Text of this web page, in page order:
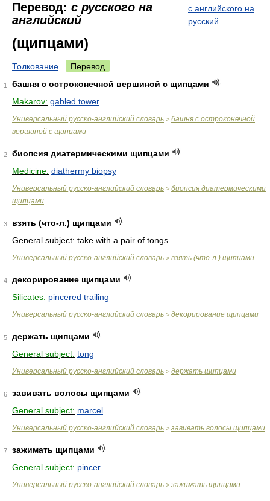
Перевод: с русского на
английский
с английского на
русский
(щипцами)
Толкование Перевод
1
башня с остроконечной вершиной с щипцами
Makarov: gabled tower
Универсальный русско-английский словарь > башня с остроконечной
вершиной с щипцами
2
биопсия диатермическими щипцами
Medicine: diathermy biopsy
Универсальный русско-английский словарь > биопсия диатермическими
щипцами
3
взять (что-л.) щипцами
General subject: take with a pair of tongs
Универсальный русско-английский словарь > взять (что-л.) щипцами
4
декорирование щипцами
Silicates: pincered trailing
Универсальный русско-английский словарь > декорирование щипцами
5
держать щипцами
General subject: tong
Универсальный русско-английский словарь > держать щипцами
6
завивать волосы щипцами
General subject: marcel
Универсальный русско-английский словарь > завивать волосы щипцами
7
зажимать щипцами
General subject: pincer
Универсальный русско-английский словарь > зажимать щипцами